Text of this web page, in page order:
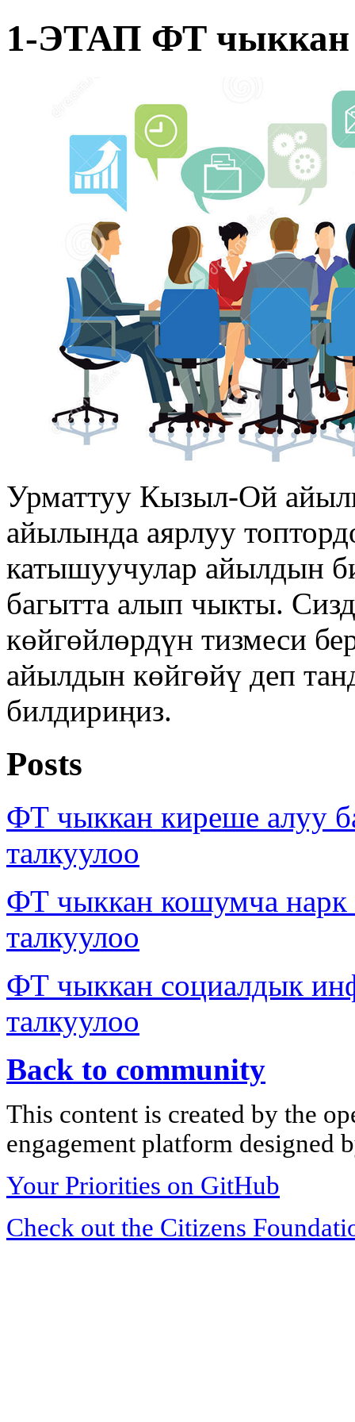
1-ЭТАП ФТ чыккан
Урматтуу Кызыл-Ой
айылында аярлуу
катышуучулар айылдын
багытта алып чыкты.
көйгөйлөрдүн тизмеси
айылдын көйгөйү деп
билдириңиз.
Posts
ФТ чыккан киреше алуу
талкуулоо
ФТ чыккан кошумча
талкуулоо
ФТ чыккан социалдык
талкуулоо
Back to community
This content is created by the
engagement platform designed
Your Priorities on GitHub
Check out the Citizens